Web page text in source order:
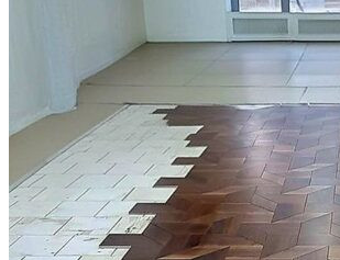
Укладка модульного паркета с финишным
фанеру